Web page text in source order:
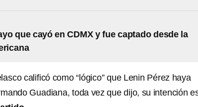
que cayó en CDMX y fue captado desde la
calificó como “lógico” que Lenin Pérez haya
Guadiana, toda vez que dijo, su intención